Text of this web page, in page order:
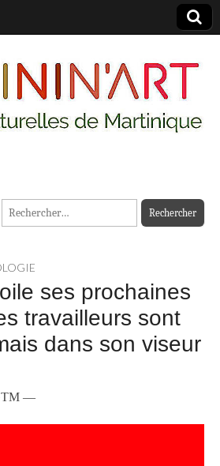
Rechercher :
ses prochaines
travailleurs sont
dans son viseur
—